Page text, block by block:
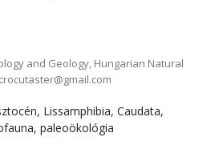
and Geology, Hungarian Natural
Lissamphibia, Caudata,
paleoökológia